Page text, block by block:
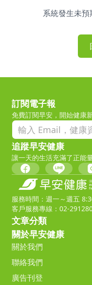
系統發生未預
訂閱電子報
免費訂閱早安，開始健康
追蹤早安健康
讓一天的生活充滿了正能
服務時間：週一～週五
客戶服務專線：02-
文章分類
關於早安健康
關於我們
聯絡我們
廣告刊登